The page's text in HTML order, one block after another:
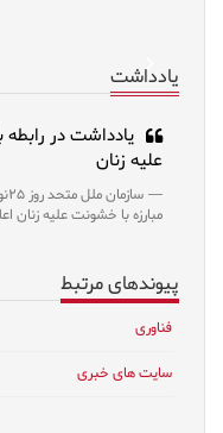
Next
یادداشت
یادداشت در
علیه زنان
مبارزه با خشونت علیه زنان
پیوندهای مرتبط
فناوری
سایت های خبری